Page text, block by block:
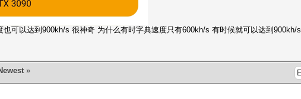
也可以达到900kh/s 很神奇 为什么有时字典速度只有600kh/s 有时候就可以达到900kh/s
»